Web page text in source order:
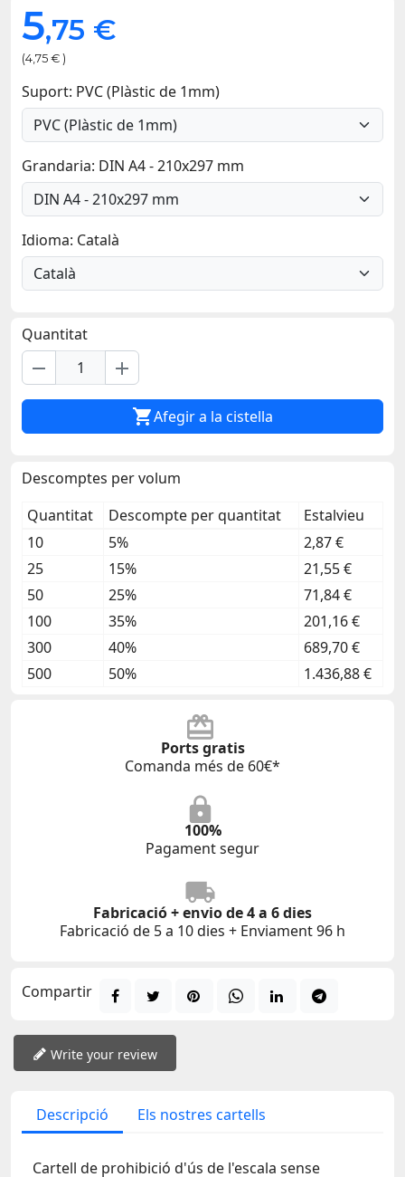
5,75 €
(4,75 € )
Suport: PVC (Plàstic de 1mm)
Grandaria: DIN A4 - 210x297 mm
Idioma: Català
Quantitat
remove add
Afegir a la cistella
Descomptes per volum
Quantitat
Descompte per quantitat
Estalvieu
10
5%
2,87 €
25
15%
21,55 €
50
25%
71,84 €
100
35%
201,16 €
300
40%
689,70 €
500
50% 1.436,88 €
Ports gratis
Comanda més de 60€*
100%
Pagament segur
Fabricació + envio de 4 a 6 dies
Fabricació de 5 a 10 dies + Enviament 96 h
Compartir
Write your review
Descripció Els nostres cartells
Cartell de prohibició d'ús de l'escala sense